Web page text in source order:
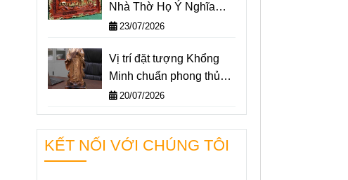
Nhà Thờ Họ Ý Nghĩa
Nhất 2026
23/07/2026
Vị trí đặt tượng Khổng
Minh chuẩn phong thủy –
Không gian nào giúp
hiệu quả nhất?
20/07/2026
KẾT NỐI VỚI CHÚNG TÔI